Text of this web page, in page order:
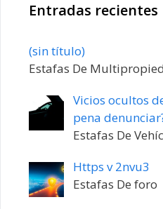
Entradas recientes
(sin título)Entrada
20198
Estafas De
Vicios ocultos
pena
Estafas De
Https v 2nvu3
Estafas De foro